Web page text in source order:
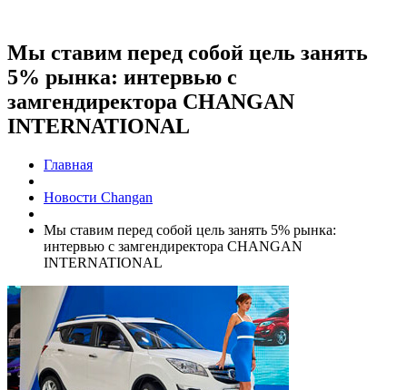
Мы ставим перед собой цель занять
5% рынка: интервью с
замгендиректора CHANGAN
INTERNATIONAL
Главная
Новости Changan
Мы ставим перед собой цель занять 5% рынка:
интервью с замгендиректора CHANGAN
INTERNATIONAL